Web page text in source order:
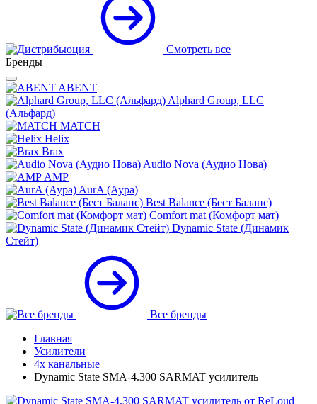
Смотреть все
Бренды
ABENT
Alphard Group, LLC
(Альфард)
MATCH
Helix
Brax
Audio Nova (Аудио Нова)
AMP
AurA (Аура)
Best Balance (Бест Баланс)
Comfort mat (Комфорт мат)
Dynamic State (Динамик
Стейт)
Все бренды
Главная
Усилители
4х канальные
Dynamic State SMA-4.300 SARMAT усилитель